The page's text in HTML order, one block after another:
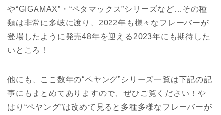
や“GIGAMAX”・“ペタマックス”シリーズなど…その種
類は非常に多岐に渡り、2022年も様々なフレーバーが
登場したように発売48年を迎える2023年にも期待した
いところ！
他にも、ここ数年の“ペヤング”シリーズ一覧は下記の記
事にもまとめてありますので、ぜひご覧ください！や
はり“ペヤング”は改めて見ると多種多様なフレーバーが